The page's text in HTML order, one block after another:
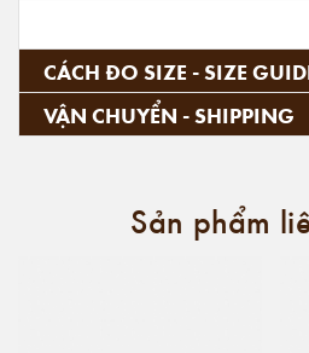
CÁCH ĐO SIZE - SIZE
VẬN CHUYỂN - SHIPPING
Sản phẩm